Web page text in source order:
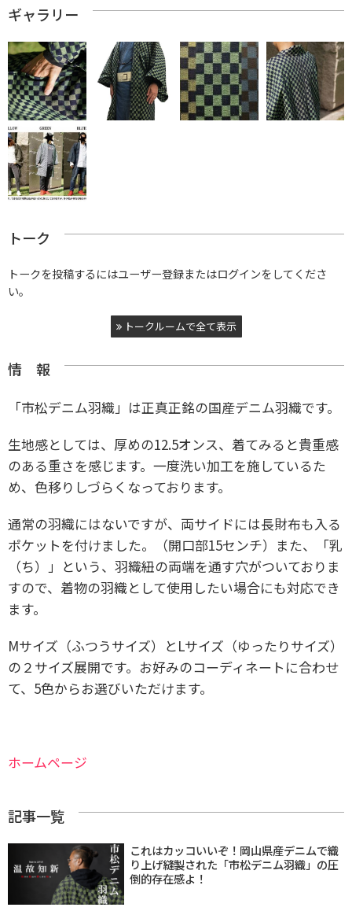
ギャラリー
トーク
トークを投稿するにはユーザー登録またはログインをしてくださ
い。
トークルームで全て表示
情 報
「市松デニム羽織」は正真正銘の国産デニム羽織です。
生地感としては、厚めの12.5オンス、着てみると貴重感
のある重さを感じます。 一度洗い加工を施しているた
め、色移りしづらくなっております。
通常の羽織にはないですが、 両サイドには長財布も入る
ポケットを付けました。（開口部15センチ） また、「乳
（ち）」という、羽織紐の両端を通す穴がついておりま
すので、 着物の羽織として使用したい場合にも対応でき
ます。
Mサイズ（ふつうサイズ）とLサイズ（ゆったりサイズ）
の２サイズ展開です。 お好みのコーディネートに合わせ
て、5色からお選びいただけます。
ホームページ
記事一覧
これはカッコいいぞ！岡山県産デニムで織
り上げ縫製された「市松デニム羽織」の圧
倒的存在感よ！